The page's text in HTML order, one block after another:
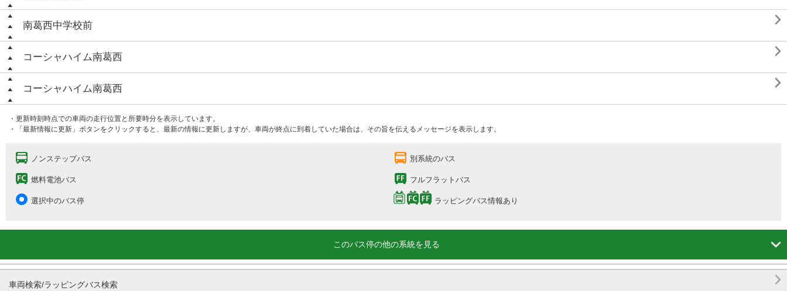
南葛西中学校前 
コーシャハイム南葛西 
コーシャハイム南葛西 
・更新時刻時点での車両の走行位置と所要時分を表示しています。
・「最新情報に更新」ボタンをクリックすると、最新の情報に更新しますが、車両が終点に到着していた場合は、その旨を伝えるメッセージを表示します。
ノンステップバス 別系統のバス
燃料電池バス フルフラットバス
選択中のバス停 ラッピングバス情報あり
このバス停の他の系統を見る 
車両検索/ラッピングバス検索 